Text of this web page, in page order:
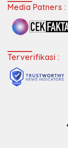
Media Patners :
Terverifikasi :